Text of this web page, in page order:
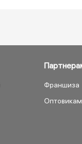
Франшиза
Оптовикам